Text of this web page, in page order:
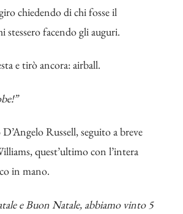
chiedendo di chi fosse il
stessero facendo gli auguri.
e tirò ancora: airball.
Russell, seguito a breve
quest’ultimo con l’intera
in mano.
e Buon Natale, abbiamo vinto 5